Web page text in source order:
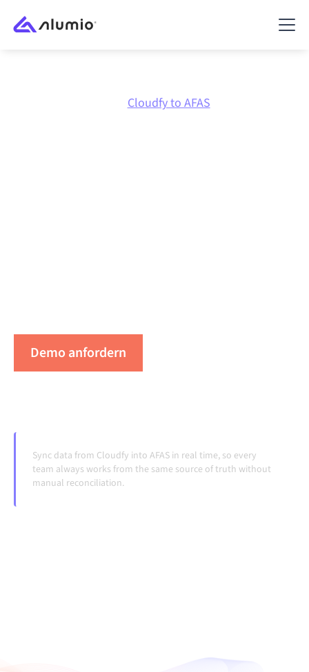
Cloudfy to AFAS
Demo anfordern
Sync data from Cloudfy into AFAS in real time, so every
team always works from the same source of truth without
manual reconciliation.